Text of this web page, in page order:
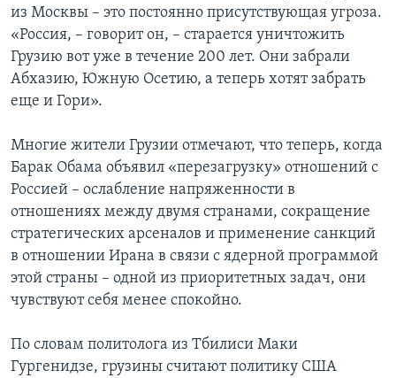
из Москвы – это постоянно присутствующая угроза.
«Россия, – говорит он, – старается уничтожить
Грузию вот уже в течение 200 лет. Они забрали
Абхазию, Южную Осетию, а теперь хотят забрать
еще и Гори».
Многие жители Грузии отмечают, что теперь, когда
Барак Обама объявил «перезагрузку» отношений с
Россией – ослабление напряженности в
отношениях между двумя странами, сокращение
стратегических арсеналов и применение санкций
в отношении Ирана в связи с ядерной программой
этой страны – одной из приоритетных задач, они
чувствуют себя менее спокойно.
По словам политолога из Тбилиси Маки
Гургенидзе, грузины считают политику США